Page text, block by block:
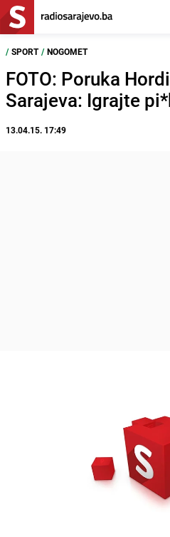
/ SPORT / NOGOMET
FOTO: Poruka
Sarajeva: Igrajte
13.04.15. 17:49